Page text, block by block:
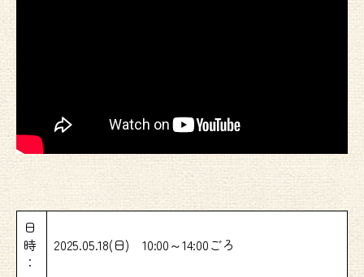
日
時
：
2025.05.18(日) 10:00～14:00ごろ